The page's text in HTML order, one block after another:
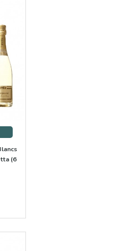
(6